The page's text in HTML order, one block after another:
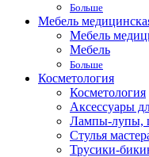
Больше
Мебель
Мебель
Мебель
Больше
Косметология
Косметология
Аксессуары
Лампы-лупы,
Стулья
Трусики-